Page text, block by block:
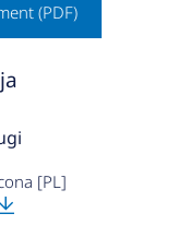
(PDF)
[PL]